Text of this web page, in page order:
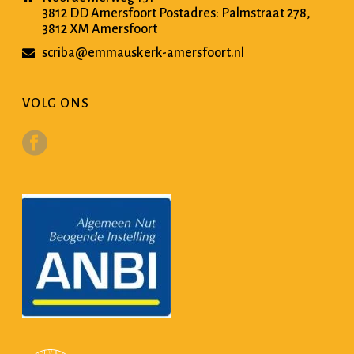
3812 DD Amersfoort Postadres: Palmstraat 278,
3812 XM Amersfoort
scriba@emmauskerk-amersfoort.nl
VOLG ONS